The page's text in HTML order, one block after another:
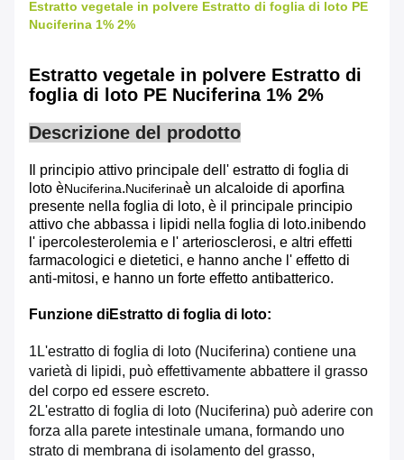
Estratto vegetale in polvere Estratto di foglia di loto PE
Nuciferina 1% 2%
Estratto vegetale in polvere Estratto di
foglia di loto PE Nuciferina 1% 2%
Descrizione del prodotto
Il principio attivo principale dell' estratto di foglia di
loto èNuciferina.Nuciferinaè un alcaloide di aporfina
presente nella foglia di loto, è il principale principio
attivo che abbassa i lipidi nella foglia di loto.inibendo
l' ipercolesterolemia e l' arteriosclerosi, e altri effetti
farmacologici e dietetici, e hanno anche l' effetto di
anti-mitosi, e hanno un forte effetto antibatterico.
Funzione diEstratto di foglia di loto:
1L'estratto di foglia di loto (Nuciferina) contiene una
varietà di lipidi, può effettivamente abbattere il grasso
del corpo ed essere escreto.
2L'estratto di foglia di loto (Nuciferina) può aderire con
forza alla parete intestinale umana, formando uno
strato di membrana di isolamento del grasso,